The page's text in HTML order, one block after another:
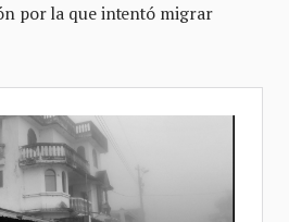
por la que intentó migrar